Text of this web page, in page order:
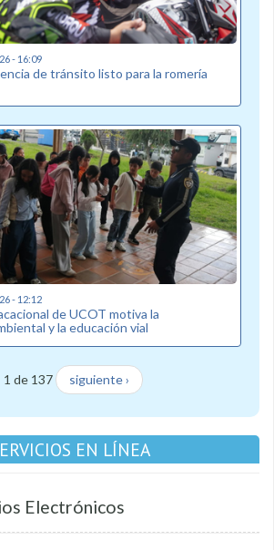
- 16:09
de tránsito listo para la romería
- 12:12
de UCOT motiva la
y la educación vial
1 de 137 siguiente ›
EN LÍNEA
Electrónicos